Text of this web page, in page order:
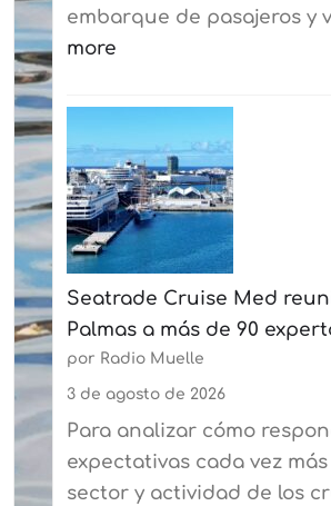
de
verano
más
50
participantes
cada
semana
embarque de pasajeros y
more
Baleària
estrena
un
sistema
digital
en
la
ruta
Playa
Blanca-
Corralejo
para
Seatrade Cruise Med
Palmas a más de 90
por Radio Muelle
3 de agosto de 2026
Para analizar cómo
expectativas cada vez
sector y actividad de los